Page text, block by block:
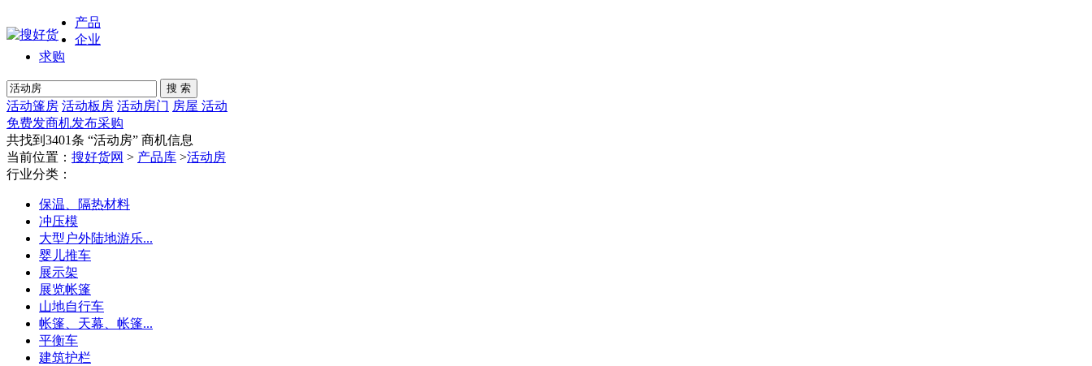
产品
企业
求购
搜 索
活动篷房 活动板房 活动房门 房屋 活动
免费发商机发布采购
共找到3401条 “活动房” 商机信息
当前位置： 搜好货网 > 产品库 >活动房
行业分类：
保温、隔热材料
冲压模
大型户外陆地游乐...
婴儿推车
展示架
展览帐篷
山地自行车
帐篷、天幕、帐篷...
平衡车
建筑护栏